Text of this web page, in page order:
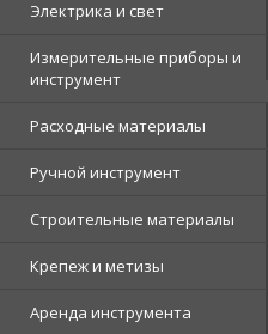
Электрика и свет
Измерительные приборы и
инструмент
Расходные материалы
Ручной инструмент
Строительные материалы
Крепеж и метизы
Аренда инструмента